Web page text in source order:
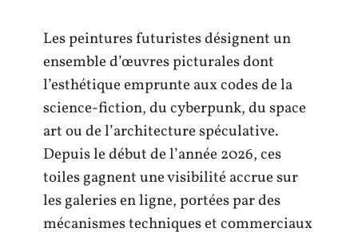
Les peintures futuristes désignent un
ensemble d’œuvres picturales dont
l’esthétique emprunte aux codes de la
science-fiction, du cyberpunk, du space
art ou de l’architecture spéculative.
Depuis le début de l’année 2026, ces
toiles gagnent une visibilité accrue sur
les galeries en ligne, portées par des
mécanismes techniques et commerciaux